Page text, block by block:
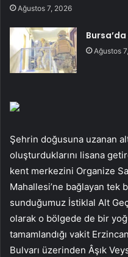
Ağustos 7, 2026
Ağustos
Şehrin doğusuna uzanan
oluşturduklarını lisana
kent merkezini Organize
Mahallesi’ne bağlayan tek
sunduğumuz İstiklal Alt
olarak o bölgede de bir
tamamlandığı vakit
Bulvarı üzerinden Âşık